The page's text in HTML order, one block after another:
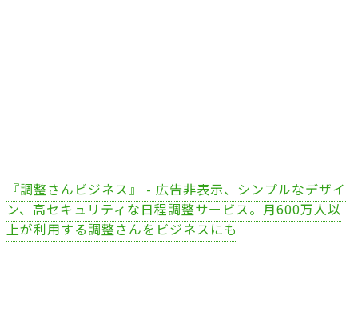
『調整さんビジネス』 - 広告非表示、シンプルなデザイ
ン、高セキュリティな日程調整サービス。月600万人以
上が利用する調整さんをビジネスにも